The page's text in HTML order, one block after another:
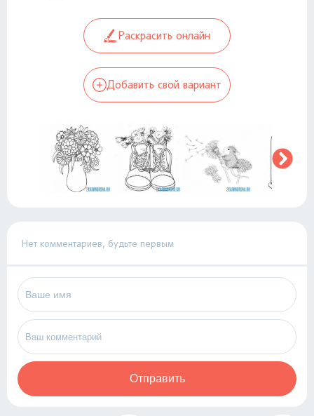
Раскрасить онлайн
Добавить свой вариант
Нет комментариев, будьте первым
Отправить